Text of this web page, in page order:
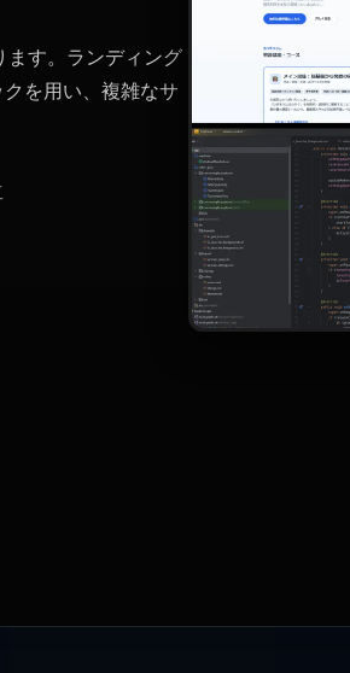
す。ランディング
を用い、複雑なサ